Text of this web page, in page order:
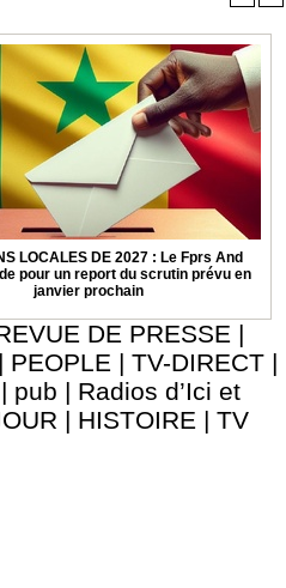
LOCALES DE 2027 : Le Fprs And
pour un report du scrutin prévu en
janvier prochain
DE PRESSE |
| PEOPLE | TV-DIRECT |
| pub | Radios d’Ici et
| HISTOIRE | TV